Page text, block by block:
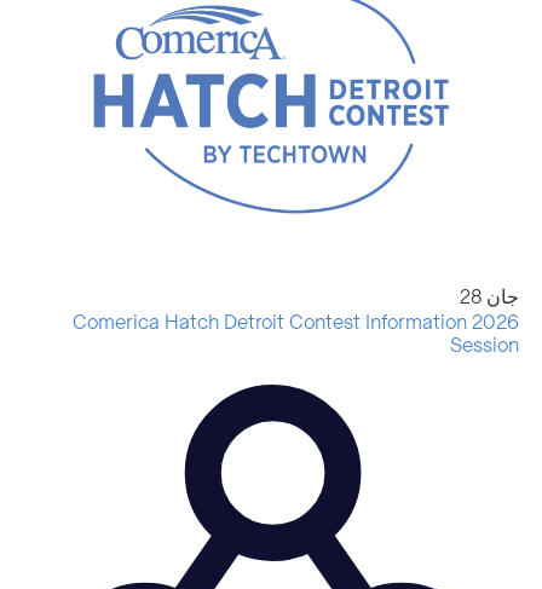
جان28
2026 Comerica Hatch Detroit Contest Information
Session